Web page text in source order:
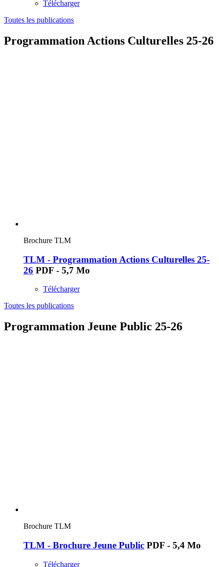
Télécharger
Toutes les publications
Programmation Actions Culturelles 25-26
Brochure TLM
TLM - Programmation Actions Culturelles 25-
26 PDF - 5,7 Mo
Télécharger
Toutes les publications
Programmation Jeune Public 25-26
Brochure TLM
TLM - Brochure Jeune Public PDF - 5,4 Mo
Télécharger